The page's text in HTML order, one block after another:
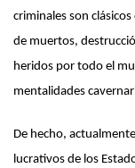
criminales son
de muertos,
heridos por todo el
mentalidades
De hecho,
lucrativos de los